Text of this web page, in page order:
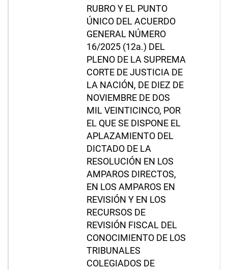
RUBRO Y EL PUNTO
ÚNICO DEL ACUERDO
GENERAL NÚMERO
16/2025 (12a.) DEL
PLENO DE LA SUPREMA
CORTE DE JUSTICIA DE
LA NACIÓN, DE DIEZ DE
NOVIEMBRE DE DOS
MIL VEINTICINCO, POR
EL QUE SE DISPONE EL
APLAZAMIENTO DEL
DICTADO DE LA
RESOLUCIÓN EN LOS
AMPAROS DIRECTOS,
EN LOS AMPAROS EN
REVISIÓN Y EN LOS
RECURSOS DE
REVISIÓN FISCAL DEL
CONOCIMIENTO DE LOS
TRIBUNALES
COLEGIADOS DE